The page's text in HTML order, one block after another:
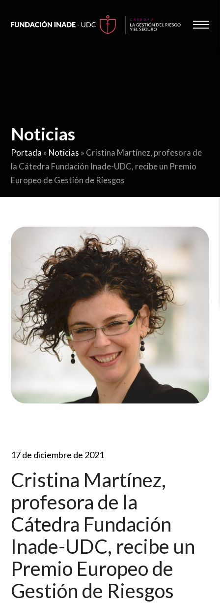
Noticias
Portada » Noticias » Cristina Martínez, profesora de
la Cátedra Fundación Inade-UDC, recibe un Premio
Europeo de Gestión de Riesgos
17 de diciembre de 2021
Cristina Martínez,
profesora de la
Cátedra Fundación
Inade-UDC, recibe un
Premio Europeo de
Gestión de Riesgos